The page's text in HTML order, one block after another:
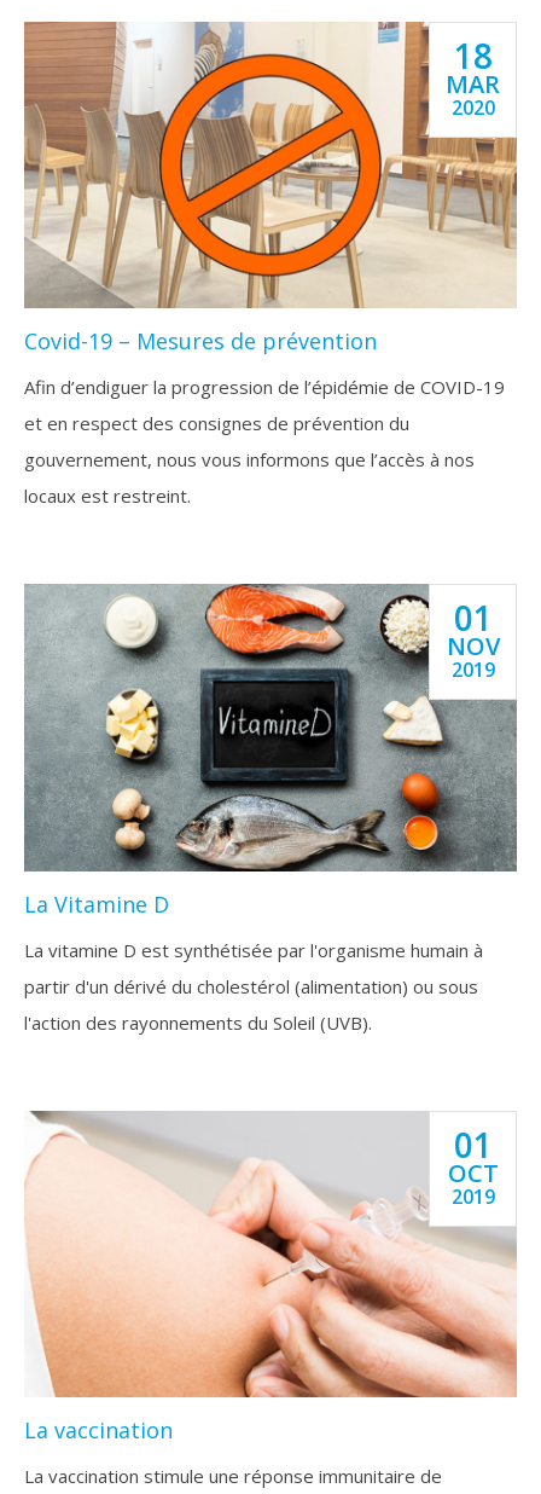
18
MAR
2020
Covid-19 – Mesures de prévention
Afin d’endiguer la progression de l’épidémie de COVID-19
et en respect des consignes de prévention du
gouvernement, nous vous informons que l’accès à nos
locaux est restreint.
01
NOV
2019
La Vitamine D
La vitamine D est synthétisée par l'organisme humain à
partir d'un dérivé du cholestérol (alimentation) ou sous
l'action des rayonnements du Soleil (UVB).
01
OCT
2019
La vaccination
La vaccination stimule une réponse immunitaire de